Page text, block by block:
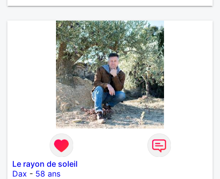
œuvre » disait Arthur Schopenhauer, philosophe
autant être trop locace. Je suis bourré de qualités
avec très peu de défauts. Je suis altruiste,
bienveillant, empathique, attentionné, honnête,
respectueux, doux de caractère et compréhensif : je
laisse « glisser » beaucoup de choses. Mais ne vous
m’éprenez pas Mesdames, si une personne que
j’aime me trahit une fois, il n’y aura pas de seconde
chance et je l’effacerai à « vitam eternam ».
Néanmoins, je suis un tout petit peu maniaque ainsi
qu’impatient. J’essaye de faire des efforts. Rien de
bien dramatique ! Du moins je le pense……Je suis un
homme facile à vivre. À vous si vous le souhaitez,
d’apprendre à me connaître davantage. J’en serai
ravi….A très bientôt je l’espère.
Le rayon de soleil
Dax - 58 ans